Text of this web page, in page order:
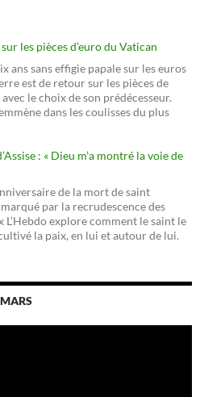
les pièces d’euro du Vatican
ans sans effigie papale sur les euros
est de retour sur les pièces de
le choix de son prédécesseur.
dans les coulisses du plus
: « Dieu m’a montré la voie de
de la mort de saint
par la recrudescence des
explore comment le saint le
la paix, en lui et autour de lui.